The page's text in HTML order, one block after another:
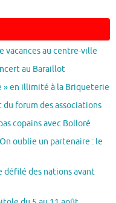
vacances au centre-ville
au Baraillot
» en illimité à la Briqueterie
du forum des associations
copains avec Bolloré
oublie un partenaire : le
défilé des nations avant